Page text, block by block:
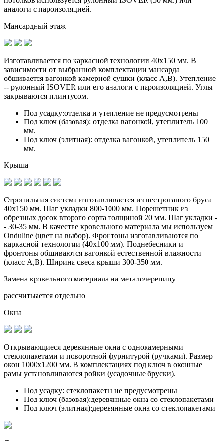
аналоги с пароизоляцией.
Мансардный этаж
Изготавливается по каркасной технологии 40х150 мм. В
зависимости от выбранной комплектации мансарда
обшивается вагонкой камерной сушки (класс А,В). Утепление
-- рулонный ISOVER или его аналоги с пароизоляцией. Углы
закрываются плинтусом.
Под усадку:отделка и утепление не предусмотрены
Под ключ (базовая): отделка вагонкой, утеплитель 100
мм.
Под ключ (элитная): отделка вагонкой, утеплитель 150
мм.
Крыша
Стропильная система изготавливается из нестроганого бруса
40х150 мм. Шаг укладки 800-1000 мм. Порешетник из
обрезных досок второго сорта толщиной 20 мм. Шаг укладки -
- 30-35 мм. В качестве кровельного материала мы используем
Onduline (цвет на выбор). Фронтоны изготавливаются по
каркасной технологии (40х100 мм). Поднебесники и
фронтоны обшиваются вагонкой естественной влажности
(класс А,В). Ширина свеса крыши 300-350 мм.
Замена кровельного материала на металочерепицу
рассчитыается отдельно
Окна
Открывающиеся деревянные окна с однокамерными
стеклопакетами и поворотной фурнитурой (ручками). Размер
окон 1000х1200 мм. В комплектациях под ключ в оконные
рамы установливаются ройки (усадочные бруски).
Под усадку: стеклопакеты не предусмотрены
Под ключ (базовая):деревянные окна со стеклопакетами
Под ключ (элитная):деревянные окна со стеклопакетами